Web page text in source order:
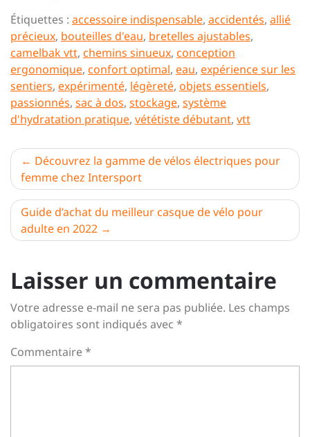
Étiquettes : accessoire indispensable, accidentés, allié
précieux, bouteilles d'eau, bretelles ajustables,
camelbak vtt, chemins sinueux, conception
ergonomique, confort optimal, eau, expérience sur les
sentiers, expérimenté, légèreté, objets essentiels,
passionnés, sac à dos, stockage, système
d'hydratation pratique, vététiste débutant, vtt
Navigation
de
l’article
Découvrez la gamme de vélos électriques pour
femme chez Intersport
Guide d’achat du meilleur casque de vélo pour
adulte en 2022
Laisser un commentaire
Votre adresse e-mail ne sera pas publiée. Les champs
obligatoires sont indiqués avec *
Commentaire*